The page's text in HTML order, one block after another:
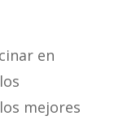
en
mejores